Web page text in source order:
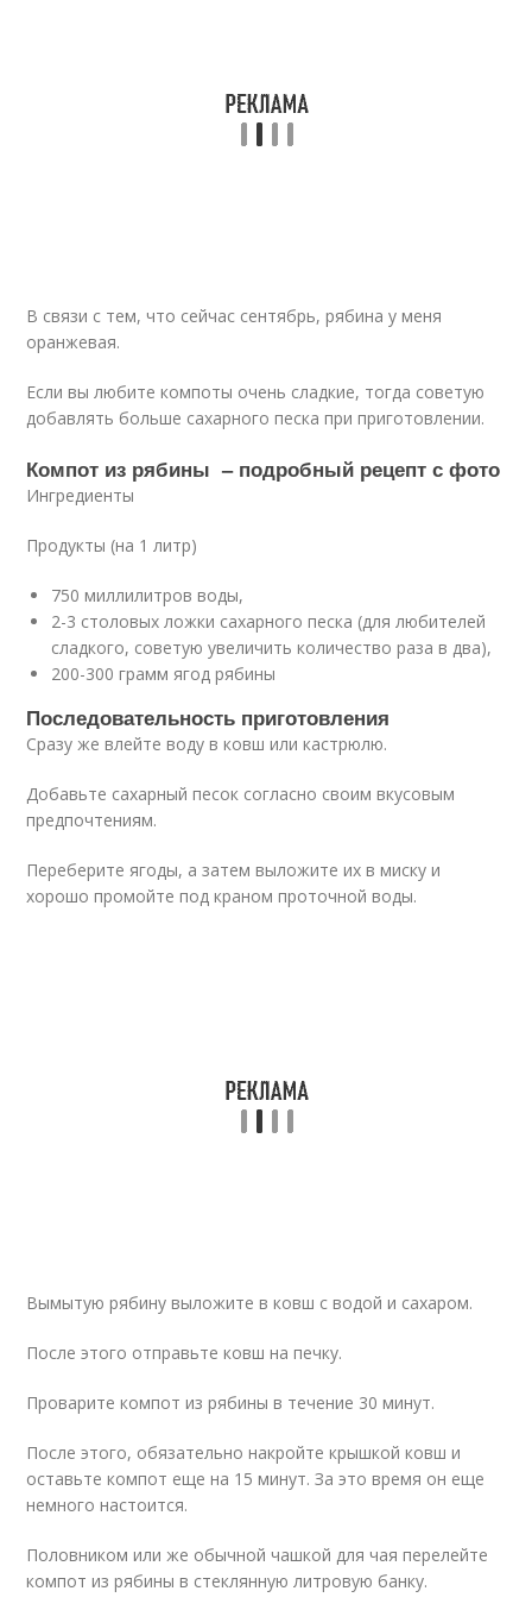
В связи с тем, что сейчас сентябрь, рябина у меня
оранжевая.
Если вы любите компоты очень сладкие, тогда советую
добавлять больше сахарного песка при приготовлении.
Компот из рябины – подробный рецепт с фото
Ингредиенты
Продукты (на 1 литр)
750 миллилитров воды,
2-3 столовых ложки сахарного песка (для любителей
сладкого, советую увеличить количество раза в два),
200-300 грамм ягод рябины
Последовательность приготовления
Сразу же влейте воду в ковш или кастрюлю.
Добавьте сахарный песок согласно своим вкусовым
предпочтениям.
Переберите ягоды, а затем выложите их в миску и
хорошо промойте под краном проточной воды.
Вымытую рябину выложите в ковш с водой и сахаром.
После этого отправьте ковш на печку.
Проварите компот из рябины в течение 30 минут.
После этого, обязательно накройте крышкой ковш и
оставьте компот еще на 15 минут. За это время он еще
немного настоится.
Половником или же обычной чашкой для чая перелейте
компот из рябины в стеклянную литровую банку.